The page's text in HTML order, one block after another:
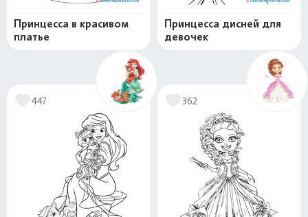
Принцесса в красивом
платье
Принцесса дисней для
девочек
447 362